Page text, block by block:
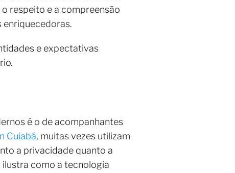
respeito e a compreensão
enriquecedoras.
e expectativas
é o de acompanhantes
Cuiabá, muitas vezes utilizam
a privacidade quanto a
ilustra como a tecnologia